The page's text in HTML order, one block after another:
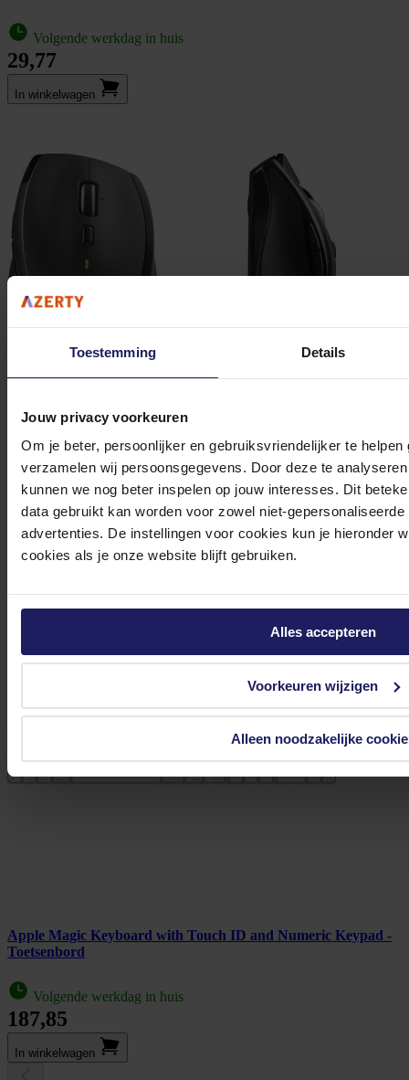
Toestemming Details
Jouw privacy voorkeuren
Om je beter, persoonlijker en gebruiksvriendelijker te
verzamelen wij persoonsgegevens. Door deze te
kunnen we nog beter inspelen op jouw interesses. Dit
data gebruikt kan worden voor zowel niet-
advertenties. De instellingen voor cookies kun je hieronder
cookies als je onze website blijft gebruiken.
Alles accepteren
Voorkeuren wijzigen
Alleen noodzakelijke
Volgende werkdag in huis
29,77
In winkel­wagen
Logitech M705 - Muis
Volgende werkdag in huis
31,71
Apple Magic Keyboard with Touch ID and Numeric Keypad -
Toetsenbord
Volgende werkdag in huis
187,85
In winkel­wagen